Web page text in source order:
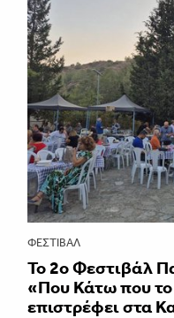
ΦΕΣΤΙΒΑΛ
Το 2ο Φεστιβάλ
«Που Κάτω που το
επιστρέφει στα